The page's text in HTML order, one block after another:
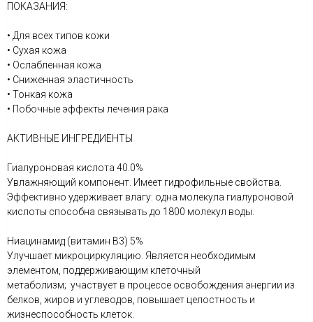
ПОКАЗАНИЯ:
• Для всех типов кожи
• Сухая кожа
• Ослабленная кожа
• Сниженная эластичность
• Тонкая кожа
• Побочные эффекты лечения рака
АКТИВНЫЕ ИНГРЕДИЕНТЫ
Гиалуроновая кислота 40.0%
Увлажняющий компонент. Имеет гидрофильные свойства.
Эффективно удерживает влагу: одна молекула гиалуроновой
кислоты способна связывать до 1800 молекул воды.
Ниацинамид (витамин В3) 5%
Улучшает микроциркуляцию. Является необходимым
элементом, поддерживающим клеточный
метаболизм; участвует в процессе освобождения энергии из
белков, жиров и углеводов, повышает целостность и
жизнеспособность клеток.